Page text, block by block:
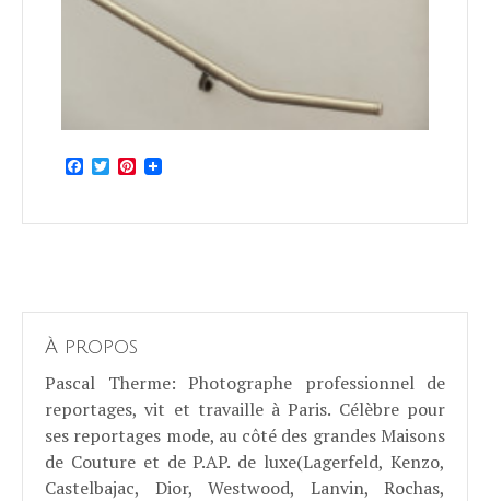
Facebook
TwitterPinterest
À propos
Pascal Therme: Photographe professionnel de
reportages, vit et travaille à Paris. Célèbre pour
ses reportages mode, au côté des grandes Maisons
de Couture et de P.AP. de luxe(Lagerfeld, Kenzo,
Castelbajac, Dior, Westwood, Lanvin, Rochas,